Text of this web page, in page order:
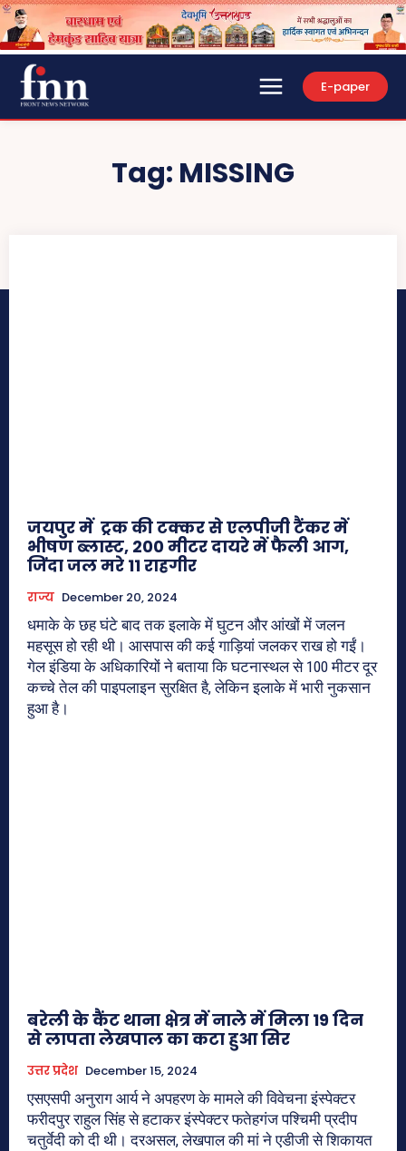
E-paper
Tag: MISSING
जयपुर में ट्रक की टक्कर से एलपीजी टैंकर में
भीषण ब्लास्ट, 200 मीटर दायरे में फैली आग,
जिंदा जल मरे 11 राहगीर
राज्य December 20, 2024
धमाके के छह घंटे बाद तक इलाके में घुटन और आंखों में जलन
महसूस हो रही थी। आसपास की कई गाड़ियां जलकर राख हो गईं।
गेल इंडिया के अधिकारियों ने बताया कि घटनास्थल से 100 मीटर दूर
कच्चे तेल की पाइपलाइन सुरक्षित है, लेकिन इलाके में भारी नुकसान
हुआ है।
बरेली के कैंट थाना क्षेत्र में नाले में मिला 19 दिन
से लापता लेखपाल का कटा हुआ सिर
उत्तर प्रदेश December 15, 2024
एसएसपी अनुराग आर्य ने अपहरण के मामले की विवेचना इंस्पेक्टर
फरीदपुर राहुल सिंह से हटाकर इंस्पेक्टर फतेहगंज पश्चिमी प्रदीप
चतुर्वेदी को दी थी। दरअसल, लेखपाल की मां ने एडीजी से शिकायत